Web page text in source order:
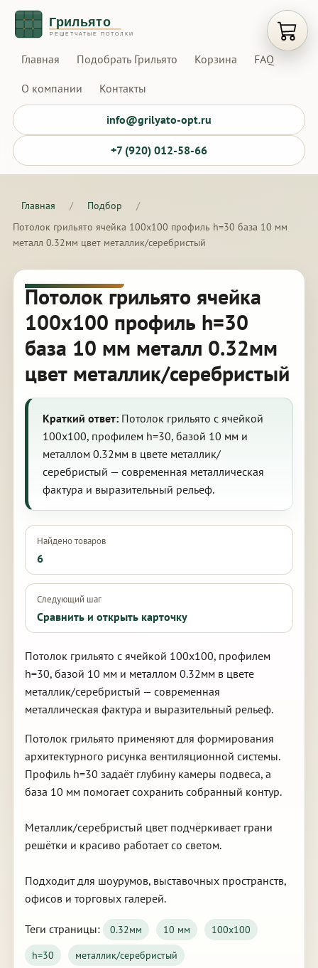
Главная Подобрать Грильято Корзина FAQ
О компании Контакты
info@grilyato-opt.ru
+7 (920) 012-58-66
Главная / Подбор
/
Потолок грильято ячейка 100х100 профиль h=30 база 10 мм
металл 0.32мм цвет металлик/серебристый
Потолок грильято ячейка
100х100 профиль h=30
база 10 мм металл 0.32мм
цвет металлик/серебристый
Краткий ответ:Потолок грильято с ячейкой
100х100, профилем h=30, базой 10 мм и
металлом 0.32мм в цвете металлик/
серебристый — современная металлическая
фактура и выразительный рельеф.
Найдено товаров
6
Следующий шаг
Сравнить и открыть карточку
Потолок грильято с ячейкой 100х100, профилем
h=30, базой 10 мм и металлом 0.32мм в цвете
металлик/серебристый — современная
металлическая фактура и выразительный рельеф.
Потолок грильято применяют для формирования
архитектурного рисунка вентиляционной системы.
Профиль h=30 задаёт глубину камеры подвеса, а
база 10 мм помогает сохранить собранный контур.
Металлик/серебристый цвет подчёркивает грани
решётки и красиво работает со светом.
Подходит для шоурумов, выставочных пространств,
офисов и торговых галерей.
Теги страницы: 0.32мм 10 мм
100х100
h=30
металлик/серебристый